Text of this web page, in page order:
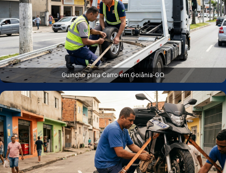
Guincho para Carro em Goiânia‑GO